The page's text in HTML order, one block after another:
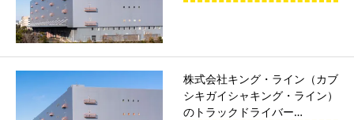
株式会社キング・ライン（カブ
シキガイシャキング・ライン）
のトラックドライバー…